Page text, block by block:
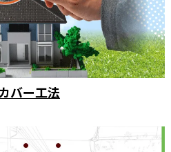
バー工法